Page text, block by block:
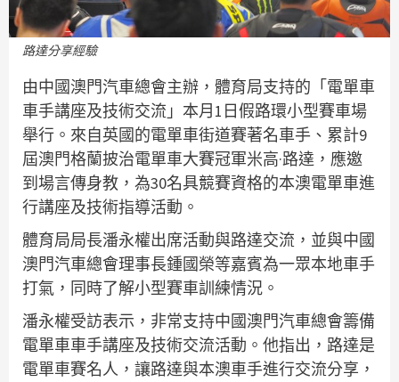
路達分享經驗
由中國澳門汽車總會主辦，體育局支持的「電單車
車手講座及技術交流」本月1日假路環小型賽車場
舉行。來自英國的電單車街道賽著名車手、累計9
屆澳門格蘭披治電單車大賽冠軍米高·路達，應邀
到場言傳身教，為30名具競賽資格的本澳電單車進
行講座及技術指導活動。
體育局局長潘永權出席活動與路達交流，並與中國
澳門汽車總會理事長鍾國榮等嘉賓為一眾本地車手
打氣，同時了解小型賽車訓練情況。
潘永權受訪表示，非常支持中國澳門汽車總會籌備
電單車車手講座及技術交流活動。他指出，路達是
電單車賽名人，讓路達與本澳車手進行交流分享，